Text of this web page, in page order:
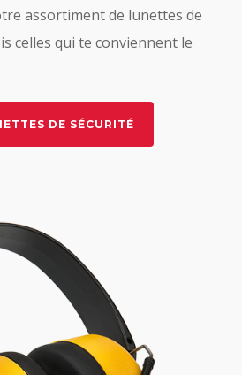
assortiment de lunettes de
celles qui te conviennent le
DE SÉCURITÉ